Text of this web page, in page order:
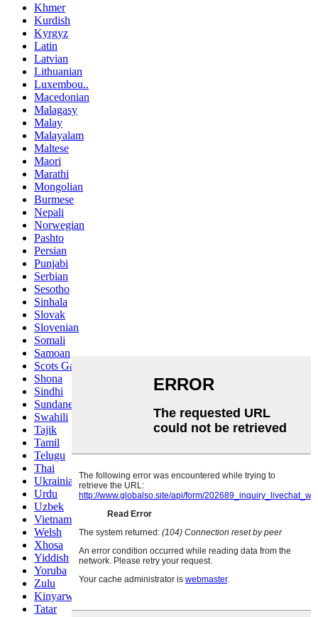
Khmer
Kurdish
Kyrgyz
Latin
Latvian
Lithuanian
Luxembou..
Macedonian
Malagasy
Malay
Malayalam
Maltese
Maori
Marathi
Mongolian
Burmese
Nepali
Norwegian
Pashto
Persian
Punjabi
Serbian
Sesotho
Sinhala
Slovak
Slovenian
Somali
Samoan
Scots Gaelic
Shona
Sindhi
Sundanese
Swahili
Tajik
Tamil
Telugu
Thai
Ukrainian
Urdu
Uzbek
Vietnamese
Welsh
Xhosa
Yiddish
Yoruba
Zulu
Kinyarwanda
Tatar